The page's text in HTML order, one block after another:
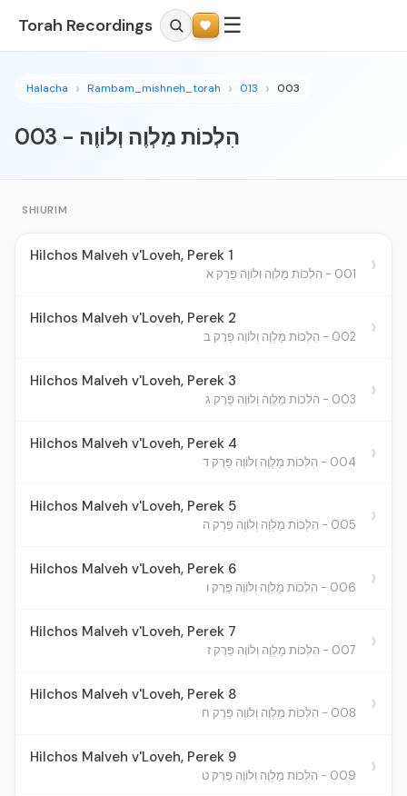
Torah Recordings ☰
Halacha Rambam_mishneh_torah 013 003
003 - הִלְכוֹת מַלְוֶה וְלוֹוֶה
SHIURIM
Hilchos Malveh v'Loveh, Perek 1
001 - הִלְכוֹת מַלְוֶה וְלוֹוֶה פֵּרֶק א ›
Hilchos Malveh v'Loveh, Perek 2
002 - הִלְכוֹת מַלְוֶה וְלוֹוֶה פֵּרֶק ב ›
Hilchos Malveh v'Loveh, Perek 3
003 - הִלְכוֹת מַלְוֶה וְלוֹוֶה פֵּרֶק ג ›
Hilchos Malveh v'Loveh, Perek 4
004 - הִלְכוֹת מַלְוֶה וְלוֹוֶה פֵּרֶק ד ›
Hilchos Malveh v'Loveh, Perek 5
005 - הִלְכוֹת מַלְוֶה וְלוֹוֶה פֵּרֶק ה ›
Hilchos Malveh v'Loveh, Perek 6
006 - הִלְכוֹת מַלְוֶה וְלוֹוֶה פֵּרֶק ו ›
Hilchos Malveh v'Loveh, Perek 7
007 - הִלְכוֹת מַלְוֶה וְלוֹוֶה פֵּרֶק ז ›
Hilchos Malveh v'Loveh, Perek 8
008 - הִלְכוֹת מַלְוֶה וְלוֹוֶה פֵּרֶק ח ›
Hilchos Malveh v'Loveh, Perek 9
009 - הִלְכוֹת מַלְוֶה וְלוֹוֶה פֵּרֶק ט ›